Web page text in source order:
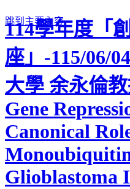
跳到主要內容
114學年度「
座」-115/06/
大學 余永倫
Gene
Canonical
Glioblastoma